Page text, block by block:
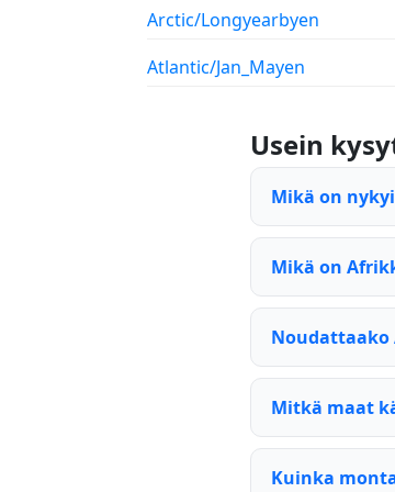
Arctic/Longyearbyen
Atlantic/Jan_Mayen
Usein
Mikä on
Mikä on
Noudattaako
Mitkä maat
Kuinka